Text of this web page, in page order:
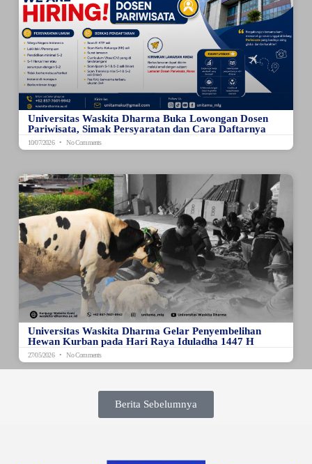
Universitas Waskita Dharma Buka Lowongan Dosen
Pariwisata, Simak Persyaratan dan Cara Daftarnya
10/07/2026 No Comments
Universitas Waskita Dharma Gelar Penyembelihan
Hewan Kurban pada Hari Raya Iduladha 1447 H
27/05/2026 No Comments
Berita Sebelumnya